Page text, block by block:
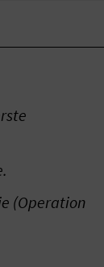
(Operation